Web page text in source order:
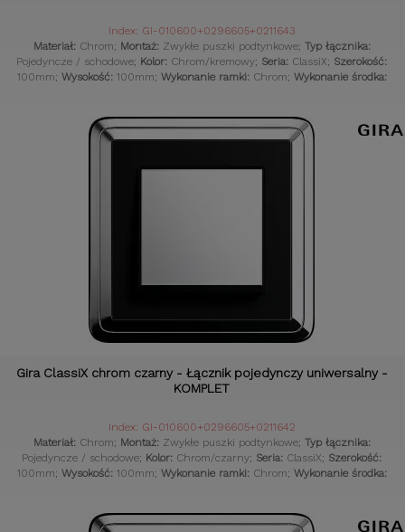
Index: GI-010600+0296605+0211643
Materiał: Chrom; Montaż: Zwykłe puszki podtynkowe; Typ łącznika:
Pojedyncze / schodowe; Kolor: Chrom/kremowy; Seria: ClassiX; Szerokość:
100mm; Wysokość: 100mm; Wykonanie ramki: Chrom; Wykonanie środka:
Gira ClassiX chrom czarny - Łącznik pojedynczy uniwersalny -
KOMPLET
Index: GI-010600+0296605+0211642
Materiał: Chrom; Montaż: Zwykłe puszki podtynkowe; Typ łącznika:
Pojedyncze / schodowe; Kolor: Chrom/czarny; Seria: ClassiX; Szerokość:
100mm; Wysokość: 100mm; Wykonanie ramki: Chrom; Wykonanie środka: